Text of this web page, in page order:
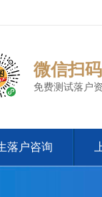
微信扫码
免费测试落户
落户咨询